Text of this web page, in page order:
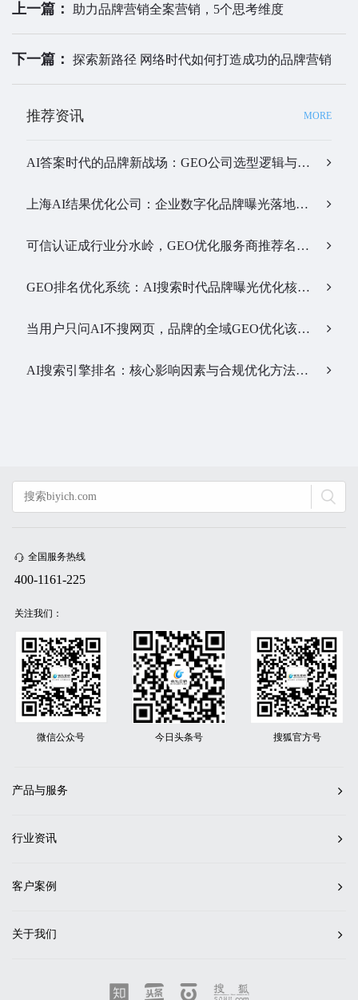
上一篇： 助力品牌营销全案营销，5个思考维度
下一篇： 探索新路径 网络时代如何打造成功的品牌营销
推荐资讯 MORE
AI答案时代的品牌新战场：GEO公司选型逻辑与实战观察…
上海AI结果优化公司：企业数字化品牌曝光落地全解析…
可信认证成行业分水岭，GEO优化服务商推荐名单有了新答案…
GEO排名优化系统：AI搜索时代品牌曝光优化核心工具…
当用户只问AI不搜网页，品牌的全域GEO优化该交给谁？…
AI搜索引擎排名：核心影响因素与合规优化方法…
全国服务热线
400-1161-225
关注我们：
微信公众号 今日头条号 搜狐官方号
产品与服务
行业资讯
客户案例
关于我们